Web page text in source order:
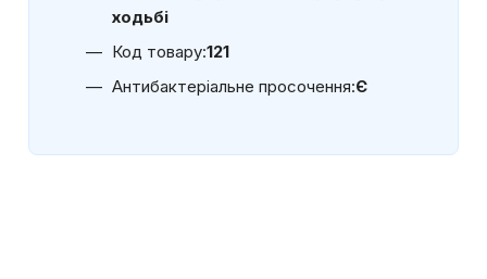
ходьбі
Код товару:121
Антибактеріальне просочення:Є